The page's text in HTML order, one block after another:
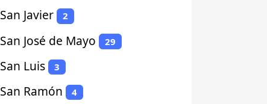
San Javier 2
San José de Mayo 29
San Luis 3
San Ramón 4